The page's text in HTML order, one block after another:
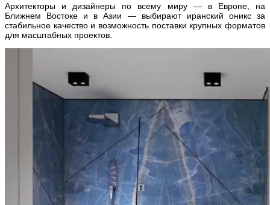
Архитекторы и дизайнеры по всему миру — в Европе, на
Ближнем Востоке и в Азии — выбирают иранский оникс за
стабильное качество и возможность поставки крупных форматов
для масштабных проектов.